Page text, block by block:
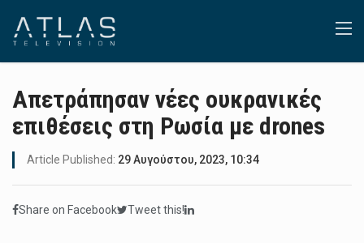
Απετράπησαν νέες ουκρανικές
επιθέσεις στη Ρωσία με drones
Article Published: 29 Αυγούστου, 2023, 10:34
Share on Facebook Tweet this!